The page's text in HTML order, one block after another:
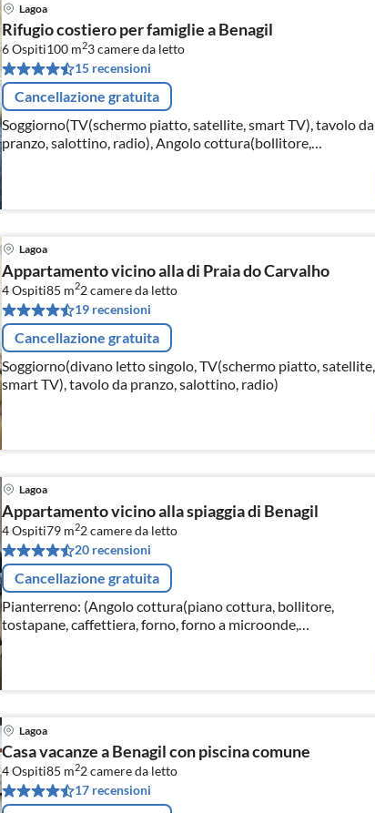
Lagoa
Rifugio costiero per famiglie a Benagil
6 Ospiti100 m23camere da letto
15 recensioni
Cancellazione gratuita
Soggiorno(TV(schermo piatto, satellite, smart TV), tavolo da
pranzo, salottino, radio), Angolo cottura(bollitore,
tostapane, caffettiera, forno, forno a microonde,
lavastoviglie, f...
Lagoa
Appartamento vicino alla di Praia do Carvalho
4 Ospiti85 m22camere da letto
19 recensioni
Cancellazione gratuita
Soggiorno(divano letto singolo, TV(schermo piatto, satellite,
smart TV), tavolo da pranzo, salottino, radio)
Lagoa
Appartamento vicino alla spiaggia di Benagil
4 Ospiti79 m22camere da letto
20 recensioni
Cancellazione gratuita
Pianterreno: (Angolo cottura(piano cottura, bollitore,
tostapane, caffettiera, forno, forno a microonde,
lavastoviglie, frigo con congelatore, Spremiagrumi, )
Lagoa
Casa vacanze a Benagil con piscina comune
4 Ospiti85 m22camere da letto
17 recensioni